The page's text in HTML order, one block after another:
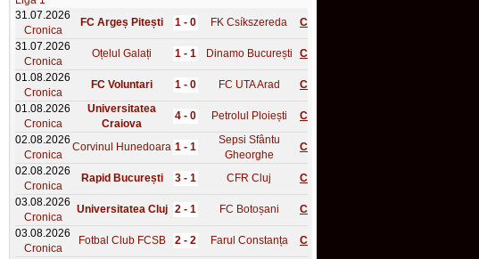
31.07.2026
Cronica
FC Argeș Pitești 1 - 0 FK Csíkszereda
C
31.07.2026
Cronica
Oțelul Galați 1 - 1 Dinamo București
C
01.08.2026
Cronica
FC Voluntari 1 - 0 FC UTA Arad
C
01.08.2026
Cronica
Universitatea
Craiova
4 - 0 Petrolul Ploiești
C
02.08.2026
Cronica
Corvinul Hunedoara 1 - 1
Sepsi Sfântu
Gheorghe
C
02.08.2026
Cronica
Rapid București 3 - 1 CFR Cluj
C
03.08.2026
Cronica
Universitatea Cluj 2 - 1 FC Botoșani
C
03.08.2026
Cronica
Fotbal Club FCSB 2 - 2 Farul Constanța C